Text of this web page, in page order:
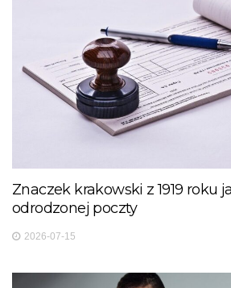
Znaczek krakowski z 1919 roku
odrodzonej poczty
2026-07-15